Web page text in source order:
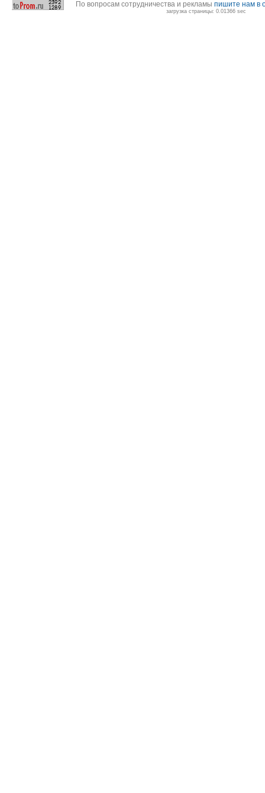
По вопросам сотрудничества и рекламы пишите нам в
загрузка страницы: 0.01366 sec